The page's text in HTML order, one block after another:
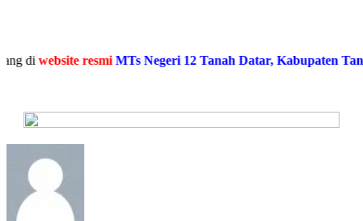
diwebsite resmi MTs Negeri 12 Tanah Datar, Kabupaten